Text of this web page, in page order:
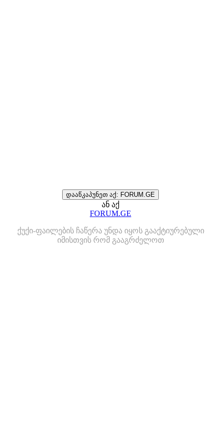
დააწკაპუნეთ აქ: FORUM.GE
ან აქ
FORUM.GE
ქუქი-ფაილების ჩაწერა უნდა იყოს გააქტიურებული
იმისთვის რომ გააგრძელოთ